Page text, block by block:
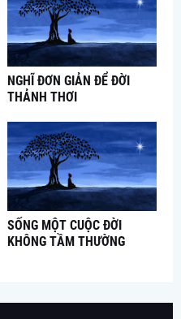
NGHĨ ĐƠN GIẢN ĐỂ ĐỜI
THẢNH THƠI
SỐNG MỘT CUỘC ĐỜI
KHÔNG TẦM THƯỜNG